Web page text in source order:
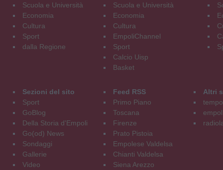
Scuola e Università
Economia
Cultura
Sport
dalla Regione
Scuola e Università
Economia
Cultura
EmpoliChannel
Sport
Calcio Uisp
Basket
Sezioni del sito
Sport
GoBlog
Della Storia d'Empoli
Go(od) News
Sondaggi
Gallerie
Video
Feed RSS
Primo Piano
Toscana
Firenze
Prato Pistoia
Empolese Valdelsa
Chianti Valdelsa
Siena Arezzo
Altri